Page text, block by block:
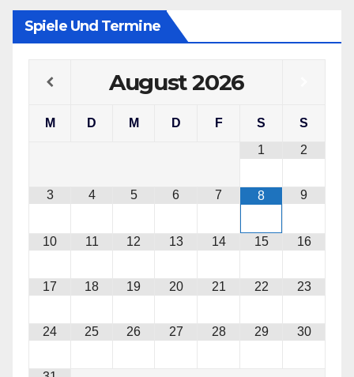
Spiele Und Termine
August2026
M D M D F S
S
1
2
3 4 5 6 7 8 9
10 11 12 13 14 15 16
17 18 19 20 21 22 23
24 25 26 27 28 29 30